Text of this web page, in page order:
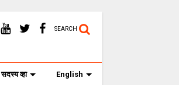
SEARCH
सदस्य व्हा English